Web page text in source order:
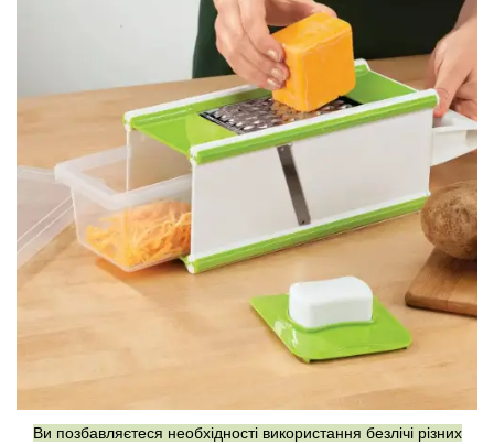
Ви позбавляєтеся необхідності використання безлічі різних